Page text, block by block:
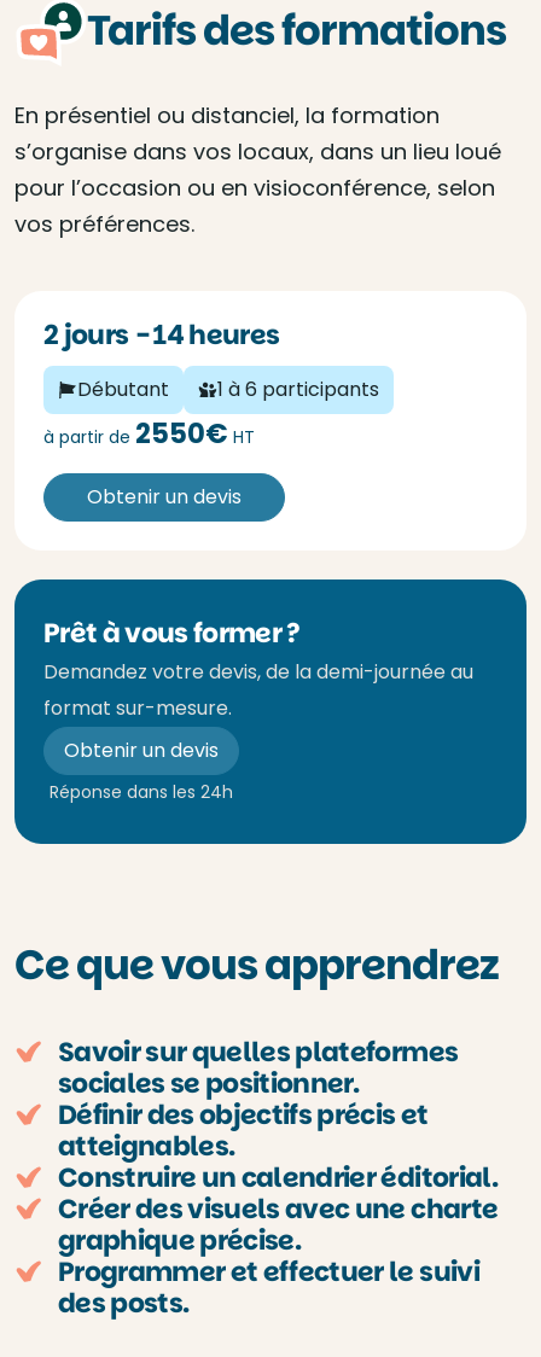
Tarifs des formations
En présentiel ou distanciel, la formation
s’organise dans vos locaux, dans un lieu loué
pour l’occasion ou en visioconférence, selon
vos préférences.
2 jours - 14 heures
Débutant 1 à 6 participants
à partir de 2550€ HT
Obtenir un devis
Prêt à vous former ?
Demandez votre devis, de la demi-journée au
format sur-mesure.
Obtenir un devis
Réponse dans les 24h
Ce que vous apprendrez
Savoir sur quelles plateformes
sociales se positionner.
Définir des objectifs précis et
atteignables.
Construire un calendrier éditorial.
Créer des visuels avec une charte
graphique précise.
Programmer et effectuer le suivi
des posts.